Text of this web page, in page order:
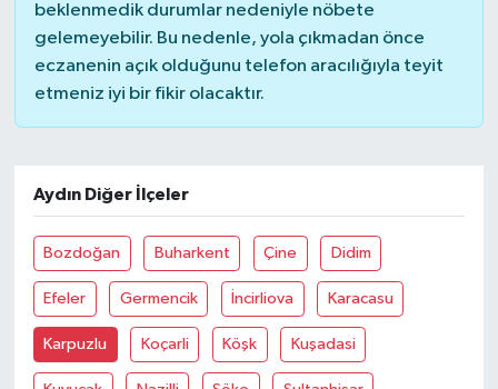
beklenmedik durumlar nedeniyle nöbete
gelemeyebilir. Bu nedenle, yola çıkmadan önce
eczanenin açık olduğunu telefon aracılığıyla teyit
etmeniz iyi bir fikir olacaktır.
Aydın Diğer İlçeler
Bozdoğan Buharkent Çine Didim
Efeler Germencik İncirliova Karacasu
Karpuzlu Koçarli Köşk Kuşadasi